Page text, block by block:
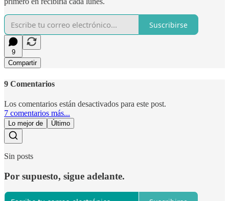
Suscribirse
9
Compartir
9 Comentarios
Los comentarios están desactivados para este post.
7 comentarios más...
Lo mejor de Último
Sin posts
Por supuesto, sigue adelante.